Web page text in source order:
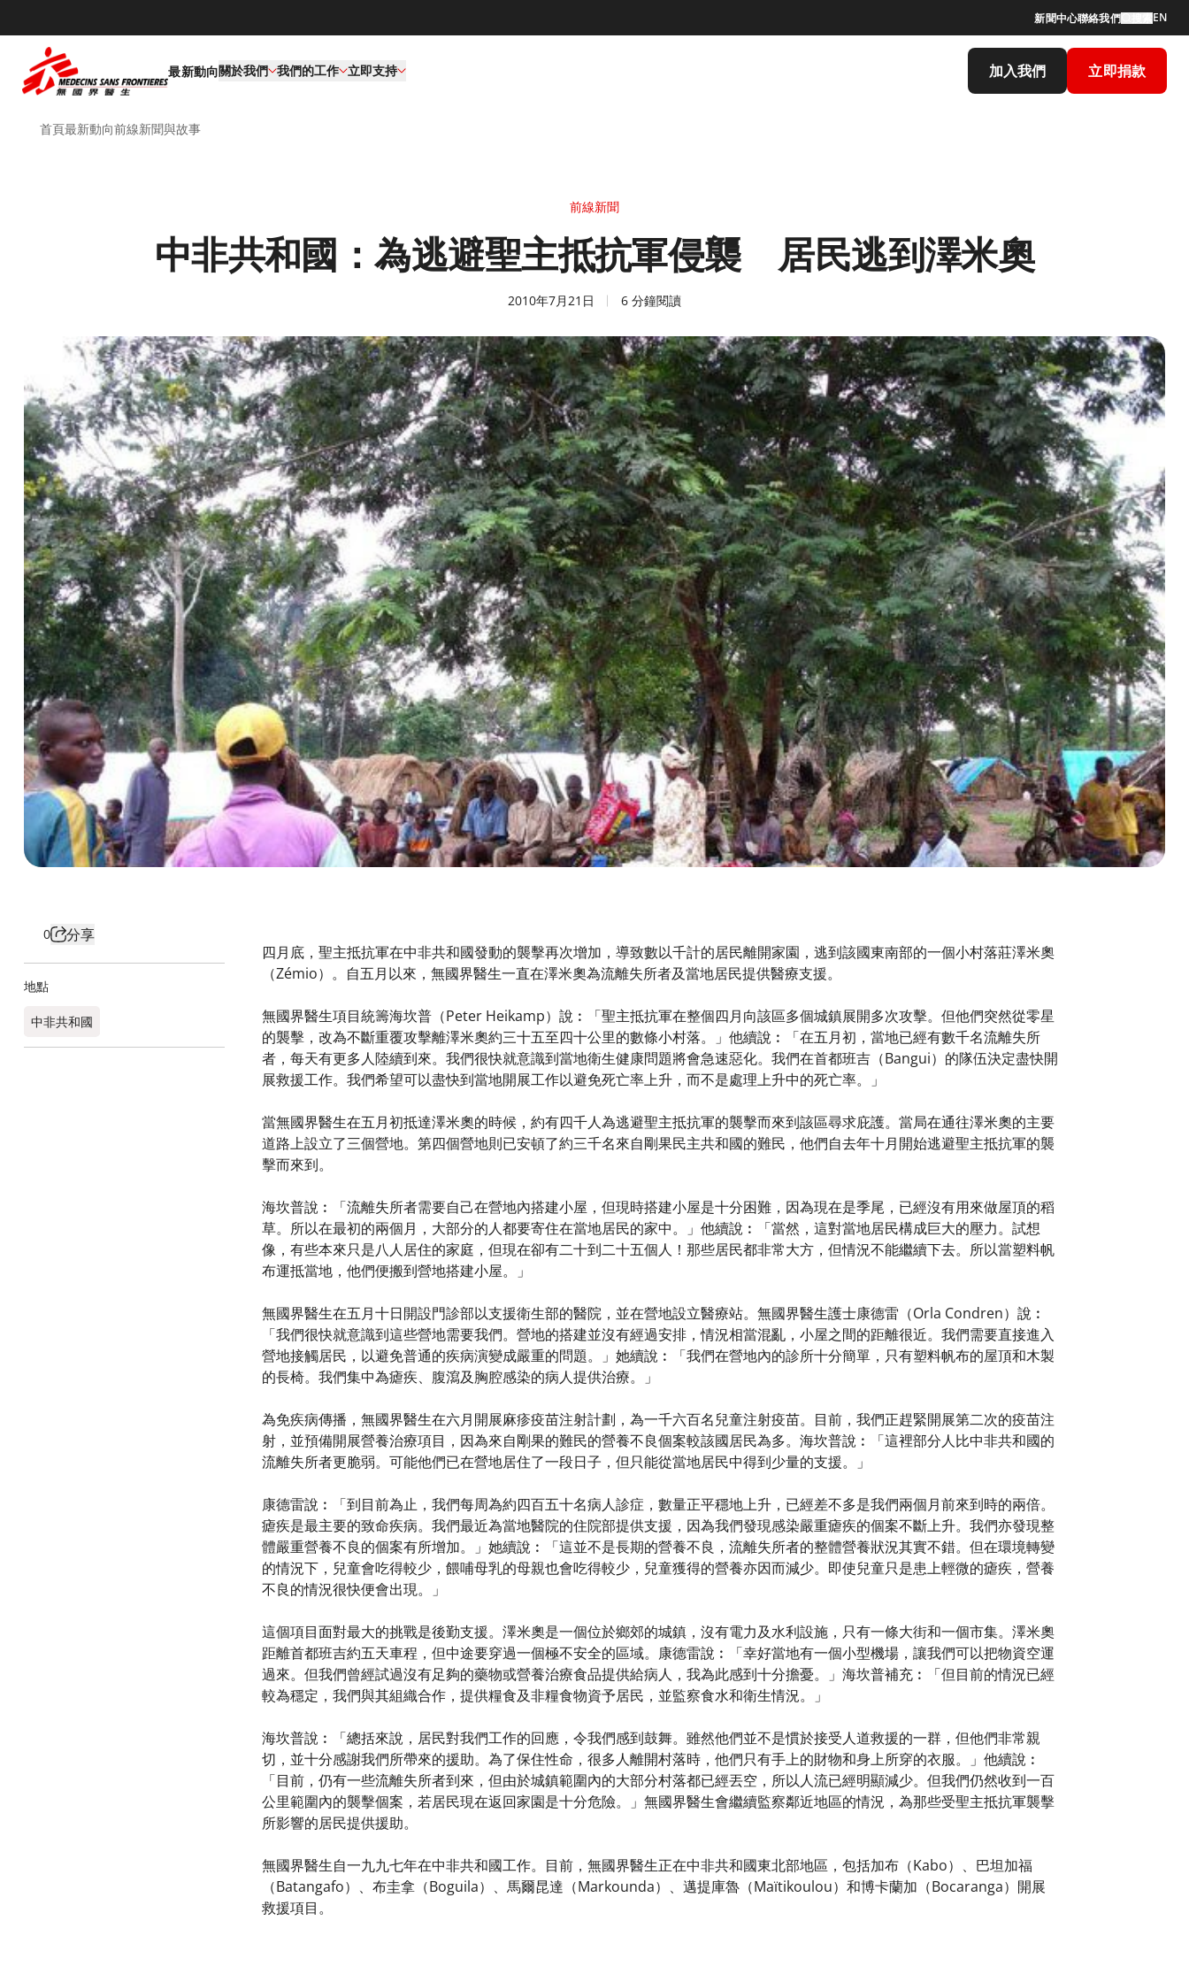
新聞中心聯絡我們 EN
最新動向關於我們 我們的工作​ 立即支持 加入我們 立即捐款
首頁最新動向前線新聞與故事
前線新聞
中非共和國：為逃避聖主抵抗軍侵襲 居民逃到澤米奧
2010年7月21日 6 分鐘閱讀
0 分享
地點
中非共和國
四月底，聖主抵抗軍在中非共和國發動的襲擊再次增加，導致數以千計的居民離開家園，逃到該國東南部的一個小村落莊澤米奧
（Zémio）。自五月以來，無國界醫生一直在澤米奧為流離失所者及當地居民提供醫療支援。
無國界醫生項目統籌海坎普（Peter Heikamp）說︰「聖主抵抗軍在整個四月向該區多個城鎮展開多次攻擊。但他們突然從零星
的襲擊，改為不斷重覆攻擊離澤米奧約三十五至四十公里的數條小村落。」他續說︰「在五月初，當地已經有數千名流離失所
者，每天有更多人陸續到來。我們很快就意識到當地衛生健康問題將會急速惡化。我們在首都班吉（Bangui）的隊伍決定盡快開
展救援工作。我們希望可以盡快到當地開展工作以避免死亡率上升，而不是處理上升中的死亡率。」
當無國界醫生在五月初抵達澤米奧的時候，約有四千人為逃避聖主抵抗軍的襲擊而來到該區尋求庇護。當局在通往澤米奧的主要
道路上設立了三個營地。第四個營地則已安頓了約三千名來自剛果民主共和國的難民，他們自去年十月開始逃避聖主抵抗軍的襲
擊而來到。
海坎普說︰「流離失所者需要自己在營地內搭建小屋，但現時搭建小屋是十分困難，因為現在是季尾，已經沒有用來做屋頂的稻
草。所以在最初的兩個月，大部分的人都要寄住在當地居民的家中。」他續說︰「當然，這對當地居民構成巨大的壓力。試想
像，有些本來只是八人居住的家庭，但現在卻有二十到二十五個人！那些居民都非常大方，但情況不能繼續下去。所以當塑料帆
布運抵當地，他們便搬到營地搭建小屋。」
無國界醫生在五月十日開設門診部以支援衛生部的醫院，並在營地設立醫療站。無國界醫生護士康德雷（Orla Condren）說︰
「我們很快就意識到這些營地需要我們。營地的搭建並沒有經過安排，情況相當混亂，小屋之間的距離很近。我們需要直接進入
營地接觸居民，以避免普通的疾病演變成嚴重的問題。」她續說︰「我們在營地內的診所十分簡單，只有塑料帆布的屋頂和木製
的長椅。我們集中為瘧疾、腹瀉及胸腔感染的病人提供治療。」
為免疾病傳播，無國界醫生在六月開展麻疹疫苗注射計劃，為一千六百名兒童注射疫苗。目前，我們正趕緊開展第二次的疫苗注
射，並預備開展營養治療項目，因為來自剛果的難民的營養不良個案較該國居民為多。海坎普說︰「這裡部分人比中非共和國的
流離失所者更脆弱。可能他們已在營地居住了一段日子，但只能從當地居民中得到少量的支援。」
康德雷說︰「到目前為止，我們每周為約四百五十名病人診症，數量正平穩地上升，已經差不多是我們兩個月前來到時的兩倍。
瘧疾是最主要的致命疾病。我們最近為當地醫院的住院部提供支援，因為我們發現感染嚴重瘧疾的個案不斷上升。我們亦發現整
體嚴重營養不良的個案有所增加。」她續說︰「這並不是長期的營養不良，流離失所者的整體營養狀況其實不錯。但在環境轉變
的情況下，兒童會吃得較少，餵哺母乳的母親也會吃得較少，兒童獲得的營養亦因而減少。即使兒童只是患上輕微的瘧疾，營養
不良的情況很快便會出現。」
這個項目面對最大的挑戰是後勤支援。澤米奧是一個位於鄉郊的城鎮，沒有電力及水利設施，只有一條大街和一個市集。澤米奧
距離首都班吉約五天車程，但中途要穿過一個極不安全的區域。康德雷說︰「幸好當地有一個小型機場，讓我們可以把物資空運
過來。但我們曾經試過沒有足夠的藥物或營養治療食品提供給病人，我為此感到十分擔憂。」海坎普補充︰「但目前的情況已經
較為穩定，我們與其組織合作，提供糧食及非糧食物資予居民，並監察食水和衛生情況。」
海坎普說︰「總括來說，居民對我們工作的回應，令我們感到鼓舞。雖然他們並不是慣於接受人道救援的一群，但他們非常親
切，並十分感謝我們所帶來的援助。為了保住性命，很多人離開村落時，他們只有手上的財物和身上所穿的衣服。」他續說︰
「目前，仍有一些流離失所者到來，但由於城鎮範圍內的大部分村落都已經丟空，所以人流已經明顯減少。但我們仍然收到一百
公里範圍內的襲擊個案，若居民現在返回家園是十分危險。」無國界醫生會繼續監察鄰近地區的情況，為那些受聖主抵抗軍襲擊
所影響的居民提供援助。
無國界醫生自一九九七年在中非共和國工作。目前，無國界醫生正在中非共和國東北部地區，包括加布（Kabo）、巴坦加福
（Batangafo）、布圭拿（Boguila）、馬爾昆達（Markounda）、邁提庫魯（Maïtikoulou）和博卡蘭加（Bocaranga）開展
救援項目。